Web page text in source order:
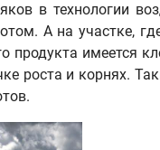
в технологии
А на участке,
продукта имеется
роста и корнях.